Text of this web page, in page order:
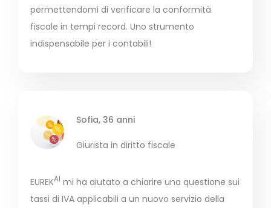
permettendomi di verificare la conformità
fiscale in tempi record. Uno strumento
indispensabile per i contabili!
Sofia, 36 anni
Giurista in diritto fiscale
EUREKAI mi ha aiutato a chiarire una questione sui
tassi di IVA applicabili a un nuovo servizio della